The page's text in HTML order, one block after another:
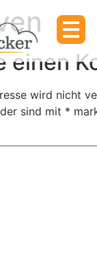
einen
wird nicht
sind mit *